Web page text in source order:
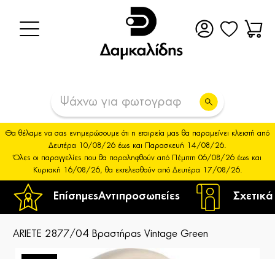
ΕπίσημεςΑντιπροσωπείες
Θα θέλαμε να σας ενημερώσουμε ότι η εταιρεία μας θα παραμείνει κλειστή από
Δευτέρα 10/08/26 έως και Παρασκευή 14/08/26.
Όλες οι παραγγελίες που θα παραληφθούν από Πέμπτη 06/08/26 έως και
Κυριακή 16/08/26, θα εκτελεσθούν από Δευτέρα 17/08/26.
ARIETE 2877/04 Βραστήρας Vintage Green